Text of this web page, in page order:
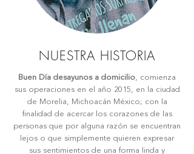
NUESTRA HISTORIA
Buen Día desayunos a domicilio, comienza
sus operaciones en el año 2015, en la ciudad
de Morelia, Michoacán México; con la
finalidad de acercar los corazones de las
personas que por alguna razón se encuentran
lejos o que simplemente quieren expresar
sus sentimientos de una forma linda y